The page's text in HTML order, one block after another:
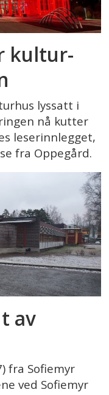
kultur-
lyssatt i
nå kutter
leserinnlegget,
fra Oppegård.
av
fra Sofiemyr
ved Sofiemyr